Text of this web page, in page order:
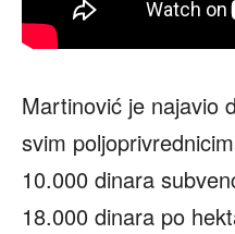
Martinović je najavio
svim
10.000 dinara
18.000 dinara po